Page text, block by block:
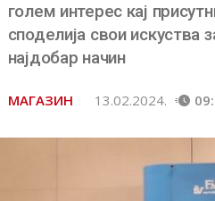
голем интерес кај
споделија свои искуства
најдобар начин
МАГАЗИН 13.02.2024.